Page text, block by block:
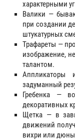
характерными
Валики —
при создании
штукатурных
Трафареты —
изображение,
талантом.
задуманный
Гребенка —
декоративных
Щетка — в
движений
вихри или